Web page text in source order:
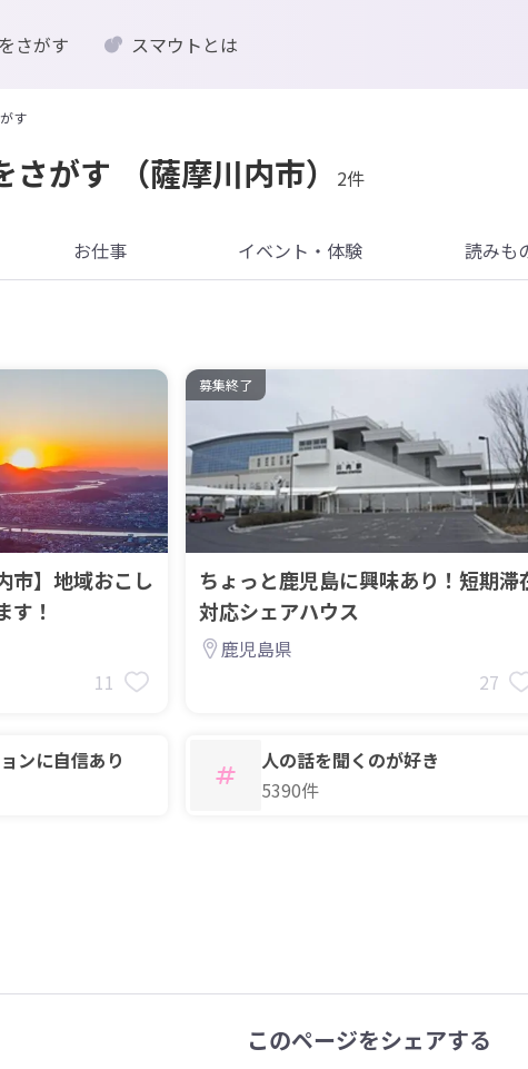
さがす スマウトとは
す
さがす （薩摩川内市） 2件
お仕事 イベント・体験 読みも
】地域おこし
す！
11
募集終了
ちょっと鹿児島に興味あり！短期滞
対応シェアハウス
鹿児島県
27
ンに自信あり
人の話を聞くのが好き
5390件
このページをシェアする